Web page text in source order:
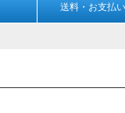
送料・お支払